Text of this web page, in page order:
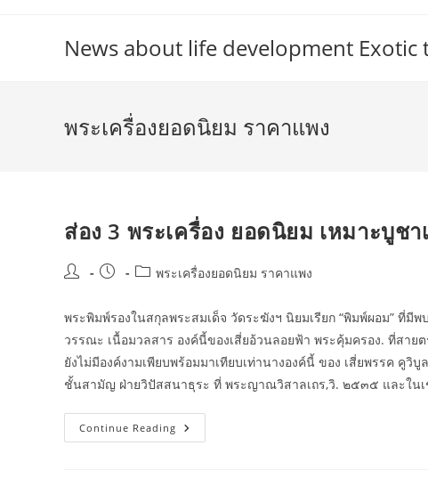
News about life development
พระเครื่องยอดนิยม ราคาแพง
ส่อง 3 พระเครื่อง ยอดนิยม เหมาะบูช
Post
Post
Postพระเครื่องยอดนิยม ราคาแพง
พระพิมพ์รองในสกุลพระสมเด็จ วัดระฆังฯ นิยมเรียก “พิมพ์ผอม” ที่
วรรณะ เนื้อมวลสาร องค์นี้ของเสี่ยอ้วนลอยฟ้า พระคุ้มครอง. ที่สา
ยังไม่มีองค์งามเพียบพร้อมมาเทียบเท่านางองค์นี้ ของ เสี่ยพรรค
ชั้นสามัญ ฝ่ายวิปัสสนาธุระ ที่ พระญาณวิสาลเถร,วิ. ๒๕๓๕ และใ
Continue Reading ส่อง
3